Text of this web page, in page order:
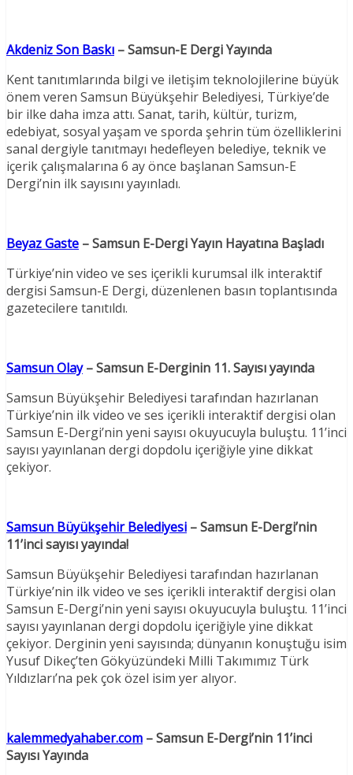
Akdeniz Son Baskı – Samsun-E Dergi Yayında
Kent tanıtımlarında bilgi ve iletişim teknolojilerine büyük
önem veren Samsun Büyükşehir Belediyesi, Türkiye’de
bir ilke daha imza attı. Sanat, tarih, kültür, turizm,
edebiyat, sosyal yaşam ve sporda şehrin tüm özelliklerini
sanal dergiyle tanıtmayı hedefleyen belediye, teknik ve
içerik çalışmalarına 6 ay önce başlanan Samsun-E
Dergi’nin ilk sayısını yayınladı.
Beyaz Gaste – Samsun E-Dergi Yayın Hayatına Başladı
Türkiye’nin video ve ses içerikli kurumsal ilk interaktif
dergisi Samsun-E Dergi, düzenlenen basın toplantısında
gazetecilere tanıtıldı.
Samsun Olay– Samsun E-Derginin 11. Sayısı yayında
Samsun Büyükşehir Belediyesi tarafından hazırlanan
Türkiye’nin ilk video ve ses içerikli interaktif dergisi olan
Samsun E-Dergi’nin yeni sayısı okuyucuyla buluştu. 11’inci
sayısı yayınlanan dergi dopdolu içeriğiyle yine dikkat
çekiyor.
Samsun Büyükşehir Belediyesi – Samsun E-Dergi’nin
11’inci sayısı yayında!
Samsun Büyükşehir Belediyesi tarafından hazırlanan
Türkiye’nin ilk video ve ses içerikli interaktif dergisi olan
Samsun E-Dergi’nin yeni sayısı okuyucuyla buluştu. 11’inci
sayısı yayınlanan dergi dopdolu içeriğiyle yine dikkat
çekiyor. Derginin yeni sayısında; dünyanın konuştuğu isim
Yusuf Dikeç’ten Gökyüzündeki Milli Takımımız Türk
Yıldızları’na pek çok özel isim yer alıyor.
kalemmedyahaber.com – Samsun E-Dergi’nin 11’inci
Sayısı Yayında